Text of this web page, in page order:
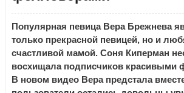
Популярная певица Вера Брежнева
только прекрасной певицей, но и
счастливой мамой. Соня Киперман
восхищала подписчиков красивыми
В новом видео Вера предстала